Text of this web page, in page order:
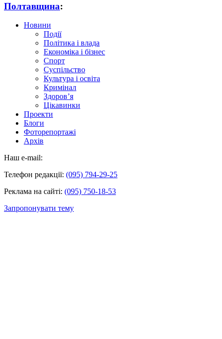
Полтавщина:
Новини
Події
Політика і влада
Економіка і бізнес
Спорт
Суспільство
Культура і освіта
Кримінал
Здоров’я
Цікавинки
Проекти
Блоги
Фоторепортажі
Архів
Наш e-mail:
Телефон редакції: (095) 794-29-25
Реклама на сайті: (095) 750-18-53
Запропонувати тему